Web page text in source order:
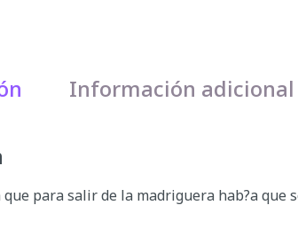
Información adicional
para salir de la madriguera hab?a que